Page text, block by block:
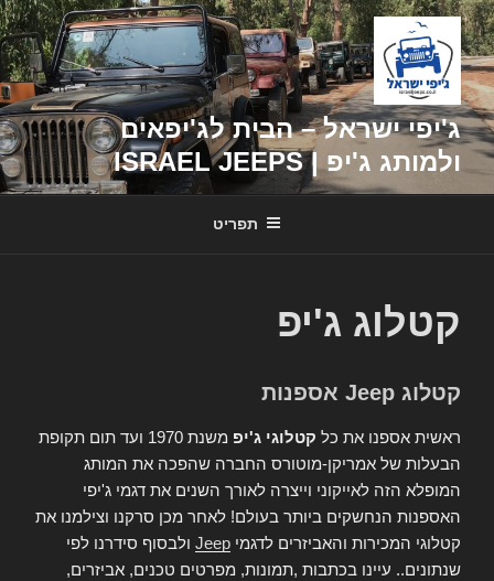
דילוג
לתוכן
ג'יפי ישראל – הבית לג'יפאים
ולמותג ג'יפ | ISRAEL JEEPS
תפריט
קטלוג ג'יפ
קטלוג Jeep אספנות
ראשית אספנו את כל קטלוגי ג'יפ
משנת 1970 ועד תום תקופת
הבעלות של אמריקן-מוטורס החברה שהפכה את המותג
המופלא הזה לאייקוני וייצרה לאורך השנים את דגמי ג'יפי
האספנות הנחשקים ביותר בעולם! לאחר מכן סרקנו וצילמנו את
קטלוגי המכירות והאביזרים לדגמי Jeep ולבסוף סידרנו לפי
שנתונים.. עיינו בכתבות ,תמונות, מפרטים טכנים, אביזרים,